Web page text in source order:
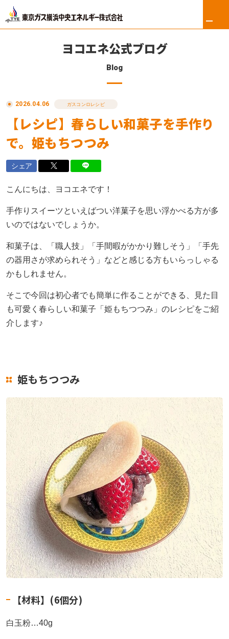
リフォーム
東京ガス修理サービス
会社案内
採用情報
ヨコエネ公式ブログ
店舗・事業所案内
ヨコエネ公式ブログ
Blog
2026.04.06 ガスコンロレシピ
【レシピ】春らしい和菓子を手作り
で。姫もちつつみ
シェア
こんにちは、ヨコエネです！
手作りスイーツといえばつい洋菓子を思い浮かべる方が多
いのではないでしょうか。
和菓子は、「職人技」「手間暇がかかり難しそう」「手先
の器用さが求められそう」などと感じる方もいらっしゃる
かもしれません。
そこで今回は初心者でも簡単に作ることができる、見た目
も可愛く春らしい和菓子「姫もちつつみ」のレシピをご紹
介します♪
姫もちつつみ
【材料】(6個分)
白玉粉…40g